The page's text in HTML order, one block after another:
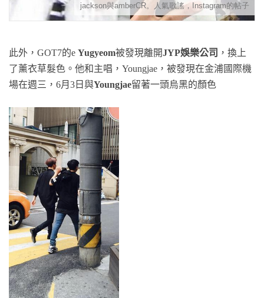
jackson與amberCR。人氣歌謠，Instagram的帖子
此外，GOT7的e Yugyeom被發現離開JYP娛樂公司 ，換上
了薰衣草髮色。他和主唱，Youngjae，被發現在金浦國際機
場在週三，6月3日與Youngjae留著一頭烏黑的顏色